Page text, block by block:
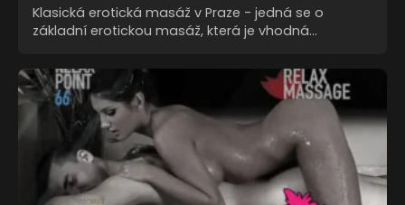
Klasická erotická masáž v Praze - jedná se o
základní erotickou masáž, která je vhodná…